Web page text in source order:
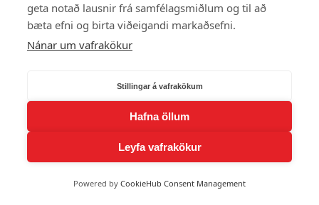
geta notað lausnir frá samfélagsmiðlum og til að
bæta efni og birta viðeigandi markaðsefni.
Nánar um vafrakökur
Stillingar á vafrakökum
Hafna öllum
Leyfa vafrakökur
Powered by CookieHub Consent Management